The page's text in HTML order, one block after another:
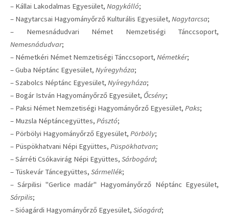
– Kállai Lakodalmas Egyesület, Nagykálló;
– Nagytarcsai Hagyományőrző Kulturális Egyesület, Nagytarcsa;
– Nemesnádudvari Német Nemzetiségi Tánccsoport,
Nemesnádudvar;
– Németkéri Német Nemzetiségi Tánccsoport, Németkér;
– Guba Néptánc Egyesület, Nyíregyháza;
– Szabolcs Néptánc Egyesület, Nyíregyháza;
– Bogár István Hagyományőrző Egyesület, Őcsény;
– Paksi Német Nemzetiségi Hagyományőrző Egyesület, Paks;
– Muzsla Néptáncegyüttes, Pásztó;
– Pörbölyi Hagyományőrző Egyesület, Pörböly;
– Püspökhatvani Népi Együttes, Püspökhatvan;
– Sárréti Csókavirág Népi Együttes, Sárbogárd;
– Tüskevár Táncegyüttes, Sármellék;
– Sárpilisi "Gerlice madár" Hagyományőrző Néptánc Egyesület,
Sárpilis;
– Sióagárdi Hagyományőrző Egyesület, Sióagárd;